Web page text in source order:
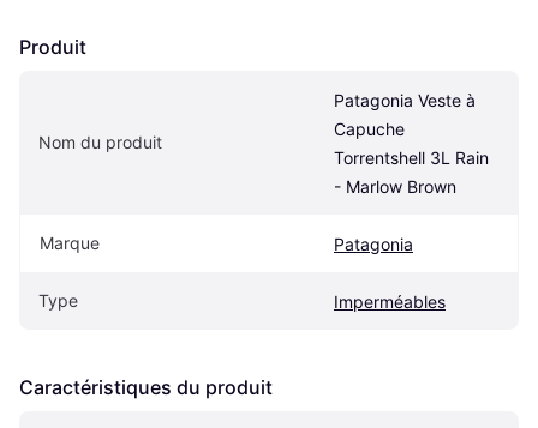
Produit
Nom du produit
Patagonia Veste à
Capuche
Torrentshell 3L Rain
- Marlow Brown
Marque Patagonia
Type Imperméables
Caractéristiques du produit